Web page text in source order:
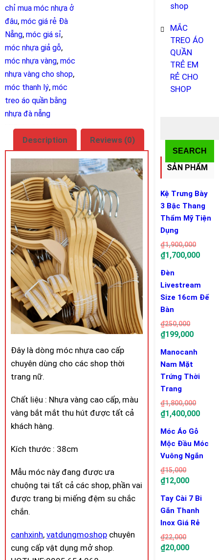
chỉ mua móc nhựa ở
đâu, móc giá rẻ Đà
Nẵng, móc giá sỉ,
móc nhựa giả gỗ,
móc nhựa vàng, móc
nhựa vàng cho shop,
móc thanh lý, móc
treo áo quần bằng
nhựa đà nẵng
Description Reviews (0)
Đây là dòng móc nhựa cao cấp
chuyên dùng cho các shop thời
trang nữ.
Chất liệu : Nhựa vàng cao cấp, màu
vàng bắt mắt thu hút được tất cả
khách hàng.
Kích thước : 38cm
Mẫu móc này đang được ưa
chuộng tại tất cả các shop, phần vai
được trang bị miếng đệm su chắc
chắn.
canhxinh, vatdungmoshop chuyên
cung cấp vật dụng mở shop.
shop
MẮC
TREO ÁO
QUẦN
TRẺ EM
RẺ CHO
SHOP
SEARCH
SẢN PHẨM
Kệ Trưng Bày
3 Bậc Thang
Thẩm Mỹ Tiện
Dụng
₫1,900,000
₫1,700,000
Đèn
Livestream
Size 16cm Để
Bàn
₫250,000
₫199,000
Manocanh
Nam Mặt
Trứng Thời
Trang
₫1,800,000
₫1,400,000
Móc Áo Gỗ
Mộc Đầu Móc
Vuông Ngắn
₫15,000
₫12,000
Tay Cài 7 Bi
Gắn Thanh
Inox Giá Rẻ
₫22,000
₫20,000